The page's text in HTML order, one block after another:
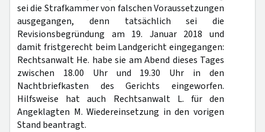
sei die Strafkammer von falschen Voraussetzungen
ausgegangen, denn tatsächlich sei die
Revisionsbegründung am 19. Januar 2018 und
damit fristgerecht beim Landgericht eingegangen:
Rechtsanwalt He. habe sie am Abend dieses Tages
zwischen 18.00 Uhr und 19.30 Uhr in den
Nachtbriefkasten des Gerichts eingeworfen.
Hilfsweise hat auch Rechtsanwalt L. für den
Angeklagten M. Wiedereinsetzung in den vorigen
Stand beantragt.